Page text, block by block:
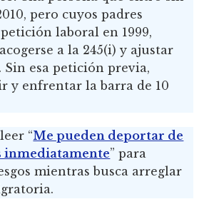
pero cuyos padres
laboral en 1999,
a la 245(i) y ajustar
Sin esa petición previa,
y enfrentar la barra de 10
“Me pueden deportar de
inmediatamente” para
mientras busca arreglar